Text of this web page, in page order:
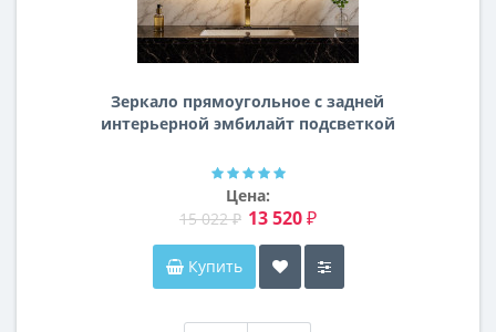
Зеркало прямоугольное с задней
интерьерной эмбилайт подсветкой
Цена:
15 022 ₽ 13 520 ₽
Купить